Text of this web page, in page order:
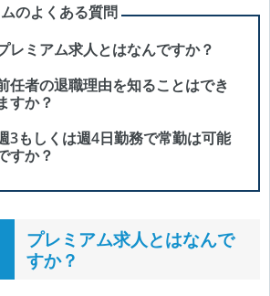
のよくある質問
レミアム求人とはなんですか？
任者の退職理由を知ることはでき
すか？
3もしくは週4日勤務で常勤は可能
すか？
プレミアム求人とはなんで
すか？